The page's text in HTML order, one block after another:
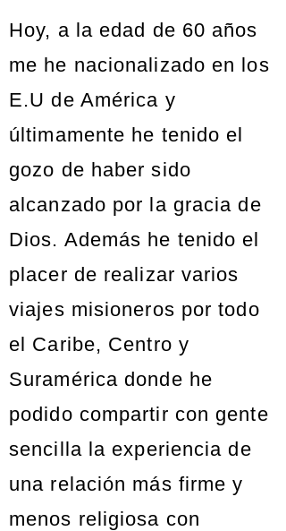
Hoy, a la edad de 60 años
me he nacionalizado en los
E.U de América y
últimamente he tenido el
gozo de haber sido
alcanzado por la gracia de
Dios. Además he tenido el
placer de realizar varios
viajes misioneros por todo
el Caribe, Centro y
Suramérica donde he
podido compartir con gente
sencilla la experiencia de
una relación más firme y
menos religiosa con